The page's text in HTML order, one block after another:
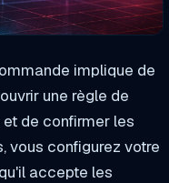
implique de
une règle de
de confirmer les
vous configurez votre
accepte les